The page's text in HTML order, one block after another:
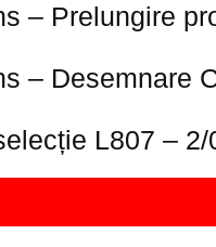
– Prelungire
– Desemnare
L807 –